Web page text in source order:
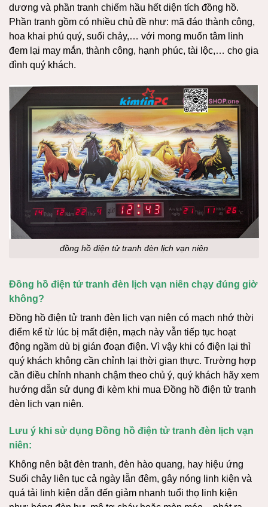
dương và phần tranh chiếm hầu hết diện tích đồng hồ.
Phần tranh gồm có nhiều chủ đề như: mã đáo thành công,
hoa khai phú quý, suối chảy,… với mong muốn tâm linh
đem lại may mắn, thành công, hạnh phúc, tài lộc,… cho gia
đình quý khách.
đồng hồ điện tử tranh đèn lịch vạn niên
Đồng hồ điện tử tranh đèn lịch vạn niên chạy đúng giờ
không?
Đồng hồ điện tử tranh đèn lịch vạn niên có mạch nhớ thời
điểm kể từ lúc bị mất điện, mạch này vẫn tiếp tục hoạt
động ngầm dù bị gián đoạn điện. Vì vậy khi có điện lại thì
quý khách không cần chỉnh lại thời gian thực. Trường hợp
cần điều chỉnh nhanh chậm theo chủ ý, quý khách hãy xem
hướng dẫn sử dụng đi kèm khi mua Đồng hồ điện tử tranh
đèn lịch vạn niên.
Lưu ý khi sử dụng Đồng hồ điện tử tranh đèn lịch vạn
niên:
Không nên bật đèn tranh, đèn hào quang, hay hiệu ứng
Suối chảy liên tục cả ngày lẫn đêm, gây nóng linh kiện và
quá tải linh kiện dẫn đến giảm nhanh tuổi thọ linh kiện